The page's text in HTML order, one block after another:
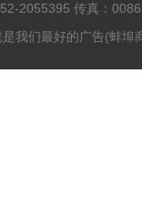
2055395 传真：
我们最好的广告(蚌埠